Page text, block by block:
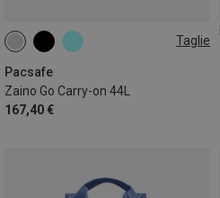
Taglie
Pacsafe
Zaino Go Carry-on 44L
167,40 €
44L